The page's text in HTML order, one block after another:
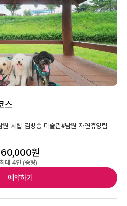
스
원 시립 김병종 미술관#남원 자연휴양림
원
최대 4인 (중형)
예약하기